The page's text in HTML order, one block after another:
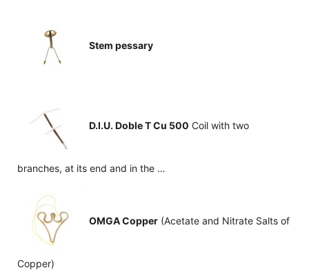
Stem pessary
D.I.U. Doble T Cu 500 Coil with two
branches, at its end and in the …
OMGA Copper (Acetate and Nitrate Salts of
Copper)